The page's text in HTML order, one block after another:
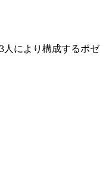
により構成するポゼ